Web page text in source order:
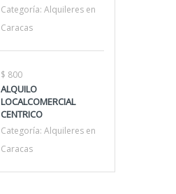
Categoría: Alquileres en
Caracas
$ 800
ALQUILO
LOCALCOMERCIAL
CENTRICO
Categoría: Alquileres en
Caracas